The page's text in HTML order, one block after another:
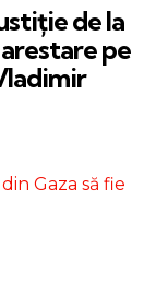
de la
pe